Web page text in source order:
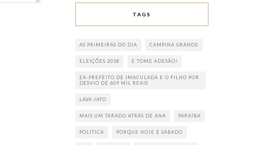
TAGS
AS PRIMEIRAS DO DIA CAMPINA GRANDE
ELEIÇÕES 2018 E TOME ADESÃO!
EX-PREFEITO DE IMACULADA E O FILHO POR
DESVIO DE 609 MIL REAIS
LAVA JATO
MAIS UM TARADO ATRÁS DE ANA PARAÍBA
POLÍTICA PORQUE HOJE É SÁBADO